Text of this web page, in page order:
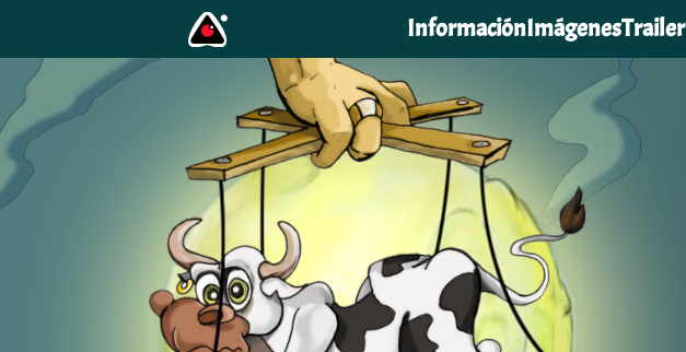
InformaciónImágenesTrailer